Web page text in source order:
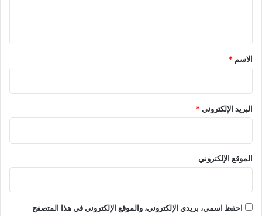
*
الاسم *
البريد الإلكتروني*
الموقع الإلكتروني
احفظ اسمي، بريدي الإلكتروني، والموقع الإلكتروني في هذا المتصفح